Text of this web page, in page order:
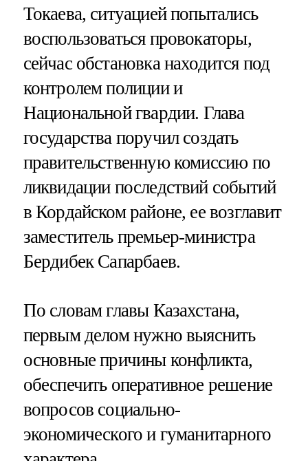
Токаева, ситуацией попытались
воспользоваться провокаторы,
сейчас обстановка находится под
контролем полиции и
Национальной гвардии. Глава
государства поручил создать
правительственную комиссию по
ликвидации последствий событий
в Кордайском районе, ее возглавит
заместитель премьер-министра
Бердибек Сапарбаев.
По словам главы Казахстана,
первым делом нужно выяснить
основные причины конфликта,
обеспечить оперативное решение
вопросов социально-
экономического и гуманитарного